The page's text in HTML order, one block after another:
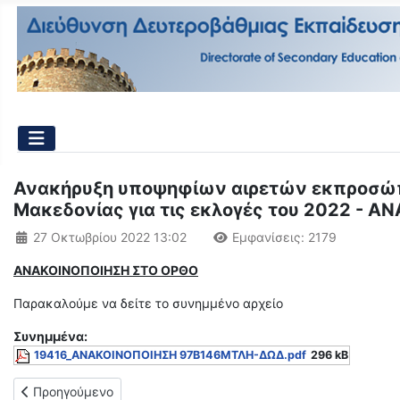
Ανακήρυξη υποψηφίων αιρετών
Μακεδονίας για τις εκλογές του 2022 -
Λεπτομέρειες
27 Οκτωβρίου 2022 13:02 Εμφανίσεις: 2179
ΑΝΑΚΟΙΝΟΠΟΙΗΣΗ ΣΤΟ ΟΡΘΟ
Παρακαλούμε να δείτε το συνημμένο αρχείο
Συνημμένα:
19416_ΑΝΑΚΟΙΝΟΠΟΙΗΣΗ 97Β146ΜΤΛΗ-ΔΩΔ.pdf 296 kB
Προηγούμενο άρθρο: ΠΑΡΑΤΑΣΗ ΠΡΟΘΕΣΜΙΑΣ_
Προηγούμενο